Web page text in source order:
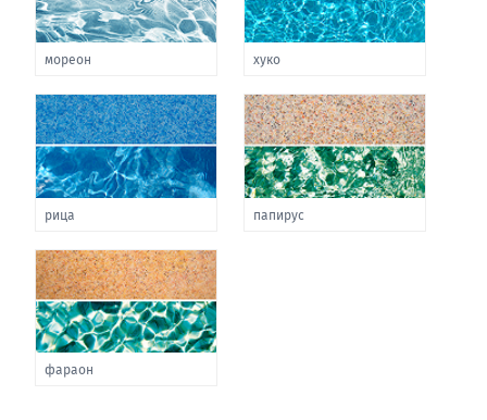
мореон хуко
рица папирус
фараон